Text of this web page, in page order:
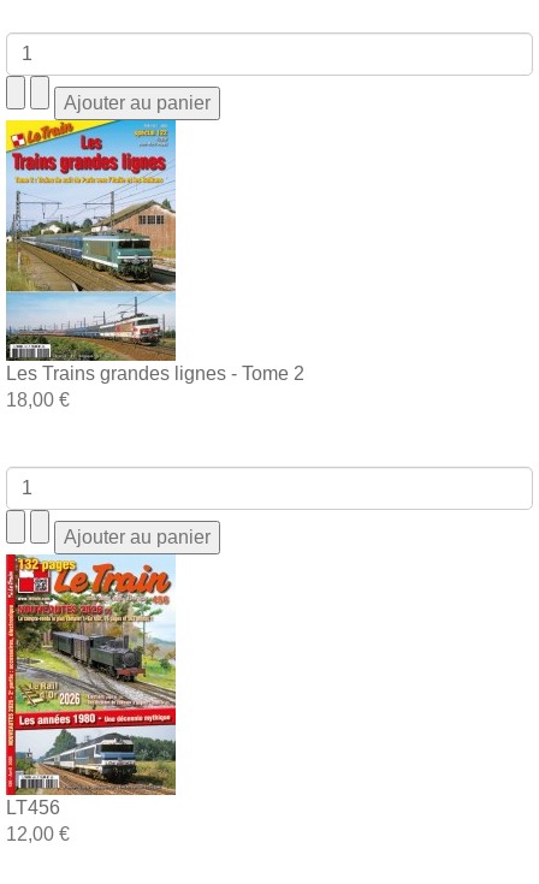
Les Trains grandes lignes - Tome 2
18,00 €
LT456
12,00 €